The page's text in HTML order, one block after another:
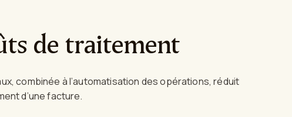
de traitement
combinée à l’automatisation des opérations, réduit
d’une facture.